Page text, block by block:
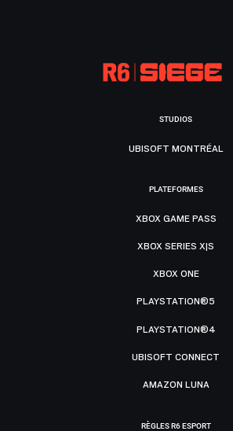
STUDIOS
UBISOFT MONTRÉAL
PLATEFORMES
XBOX GAME PASS
XBOX SERIES X|S
XBOX ONE
PLAYSTATION®5
PLAYSTATION®4
UBISOFT CONNECT
AMAZON LUNA
RÈGLES R6 ESPORT